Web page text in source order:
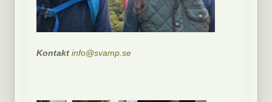
Kontaktinfo@svamp.se